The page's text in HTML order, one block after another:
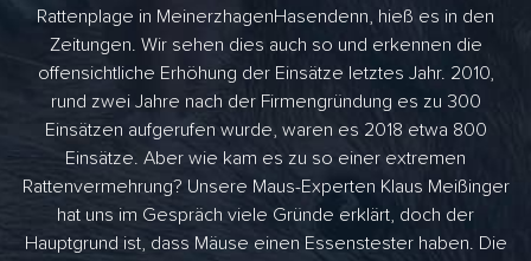
Rattenplage in MeinerzhagenHasendenn, hieß es in den
Zeitungen. Wir sehen dies auch so und erkennen die
offensichtliche Erhöhung der Einsätze letztes Jahr. 2010,
rund zwei Jahre nach der Firmengründung es zu 300
Einsätzen aufgerufen wurde, waren es 2018 etwa 800
Einsätze. Aber wie kam es zu so einer extremen
Rattenvermehrung? Unsere Maus-Experten Klaus Meißinger
hat uns im Gespräch viele Gründe erklärt, doch der
Hauptgrund ist, dass Mäuse einen Essenstester haben. Die